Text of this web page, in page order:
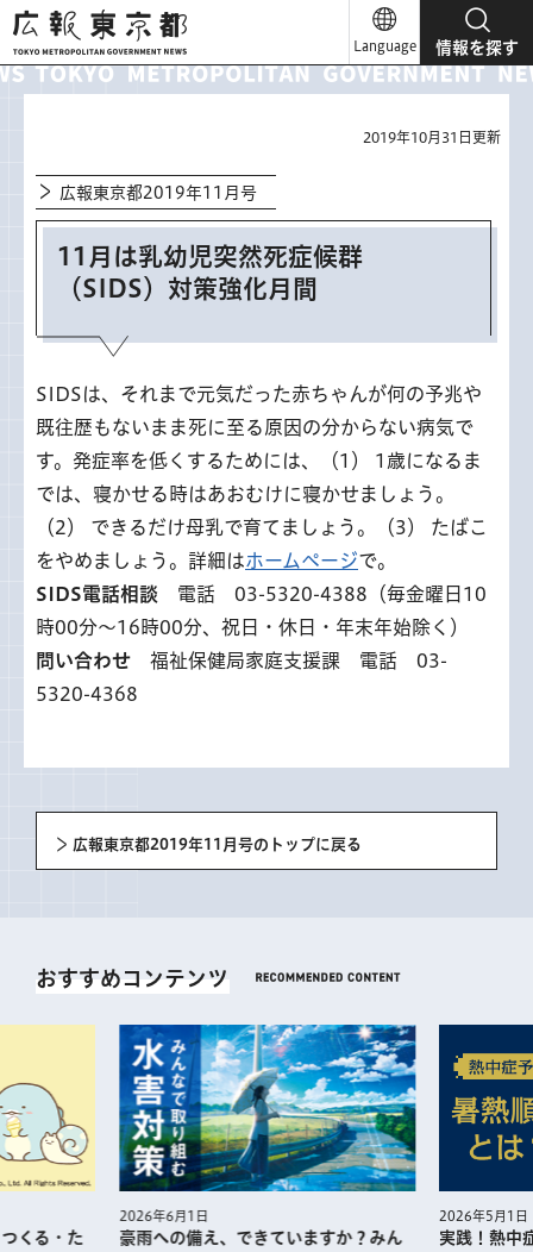
広報東京都
Language 情報を探す
2019年10月31日更新
広報東京都2019年11月号
11月は乳幼児突然死症候群
（SIDS）対策強化月間
SIDSは、それまで元気だった赤ちゃんが何の予兆や
既往歴もないまま死に至る原因の分からない病気で
す。発症率を低くするためには、（1） 1歳になるま
では、寝かせる時はあおむけに寝かせましょう。
（2） できるだけ母乳で育てましょう。（3） たばこ
をやめましょう。詳細はホームページで。
SIDS電話相談 電話 03-5320-4388（毎金曜日10
時00分～16時00分、祝日・休日・年末年始除く）
問い合わせ 福祉保健局家庭支援課 電話 03-
5320-4368
広報東京都2019年11月号のトップに戻る
おすすめコンテンツ
くる・た
2026年6月1日
豪雨への備え、できていますか？みん
2026年5月1日
実践！熱中